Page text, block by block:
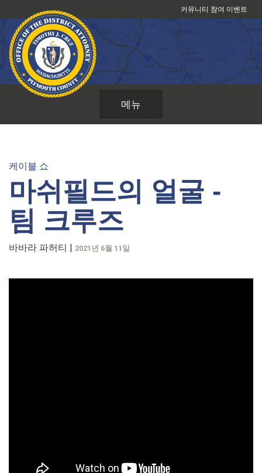
텐
츠
건
커뮤니티 참여 이벤트
메뉴
케이블 쇼
마쉬필드의 얼굴 -
팀 크루즈
바바라 파허티 | 2021년 6월 11일